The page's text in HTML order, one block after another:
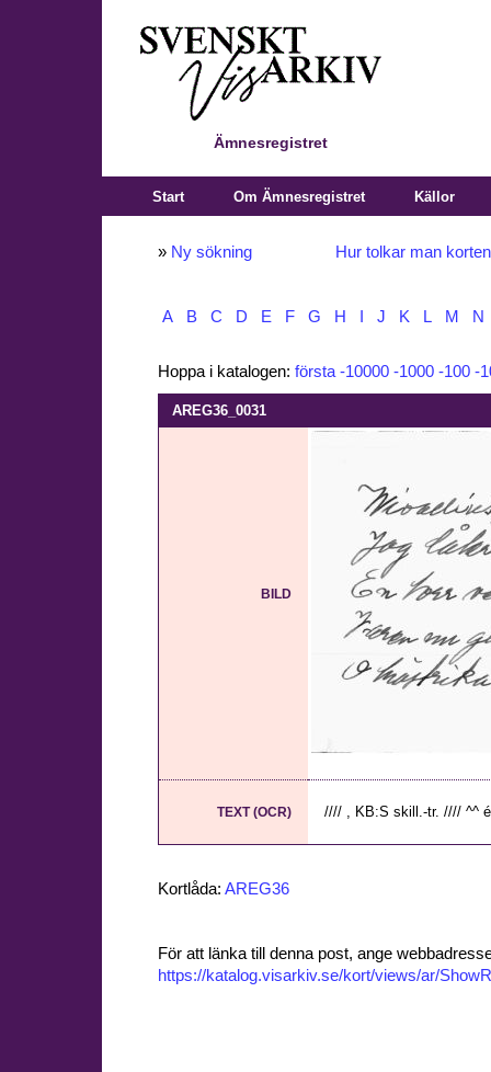
Ämnesregistret
Start Om Ämnesregistret Källor
» Ny sökning Hur tolkar man
A B C D E F G H J K L M N
Hoppa i katalogen: första -10000 -1000 -100 -
AREG36_0031
BILD
TEXT (OCR) //// , KB:S skill.-tr. //// ^^
Kortlåda: AREG36
För att länka till denna post, ange
https://katalog.visarkiv.se/kort/views/ar/